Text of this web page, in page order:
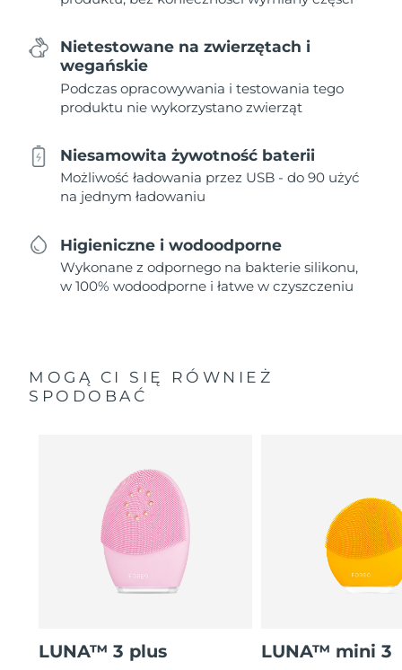
Nietestowane na zwierzętach i
wegańskie
Podczas opracowywania i testowania tego
produktu nie wykorzystano zwierząt
Niesamowita żywotność baterii
Możliwość ładowania przez USB - do 90 użyć
na jednym ładowaniu
Higieniczne i wodoodporne
Wykonane z odpornego na bakterie silikonu,
w 100% wodoodporne i łatwe w czyszczeniu
MOGĄ CI SIĘ RÓWNIEŻ
SPODOBAĆ
LUNA™ 3 plus LUNA™ mini 3